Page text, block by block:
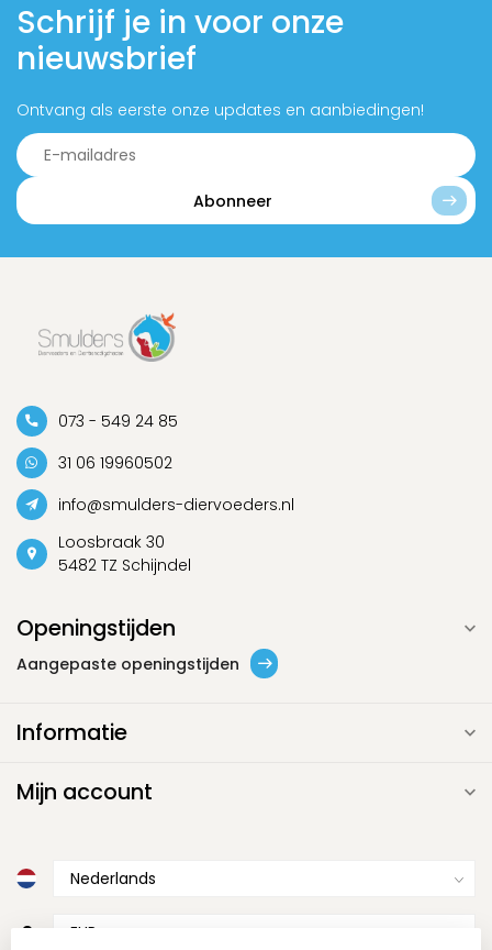
Schrijf je in voor onze
nieuwsbrief
Ontvang als eerste onze updates en aanbiedingen!
Abonneer
073 - 549 24 85
31 06 19960502
info@smulders-diervoeders.nl
Loosbraak 30
5482 TZ Schijndel
Openingstijden
Aangepaste openingstijden
Informatie
Mijn account
€